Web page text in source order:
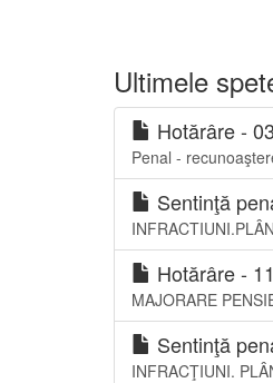
Ultimele
Hotărâre -
Penal -
Sentinţă
Hotărâre -
MAJORARE
Sentinţă
INFRACŢIUNI.